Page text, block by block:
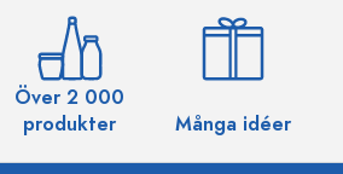
Över 2 000
produkter
Många idéer